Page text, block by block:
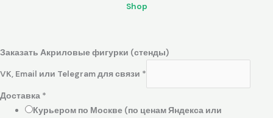
Shop
Заказать Акриловые фигурки (стенды)
VK, Email или Telegram для связи *
Доставка *
Курьером по Москве (по ценам Яндекса или